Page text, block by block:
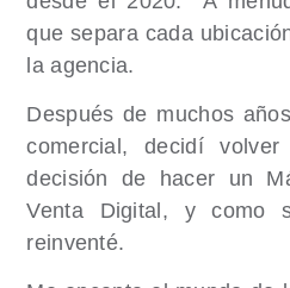
que separa cada
la agencia.
Después de muchos
comercial, decidí
decisión de hacer un
Venta Digital, y como
reinventé.